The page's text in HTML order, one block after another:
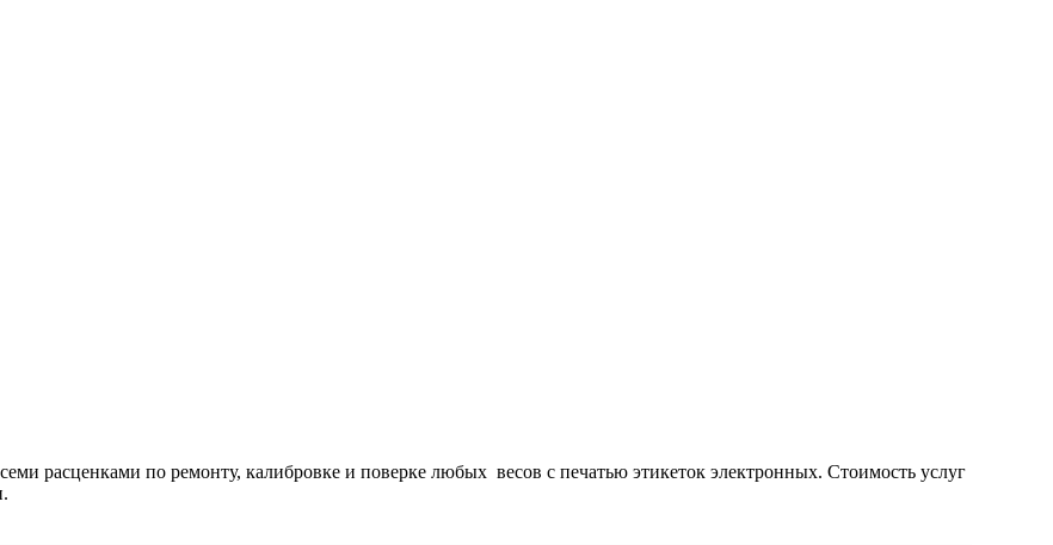
расценками по ремонту, калибровке и поверке любых весов с печатью этикеток электронных. Стоимость услуг